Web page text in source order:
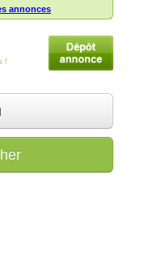
annonces
!